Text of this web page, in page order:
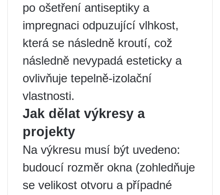
po ošetření antiseptiky a
impregnaci odpuzující vlhkost,
která se následně kroutí, což
následně nevypadá esteticky a
ovlivňuje tepelně-izolační
vlastnosti.
Jak dělat výkresy a
projekty
Na výkresu musí být uvedeno:
budoucí rozměr okna (zohledňuje
se velikost otvoru a případné